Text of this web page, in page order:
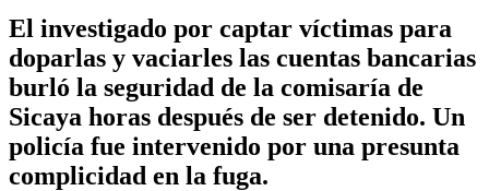
El investigado por captar víctimas para
doparlas y vaciarles las cuentas bancarias
burló la seguridad de la comisaría de
Sicaya horas después de ser detenido. Un
policía fue intervenido por una presunta
complicidad en la fuga.